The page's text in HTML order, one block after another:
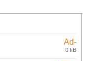
Ad-
supported
0 kB